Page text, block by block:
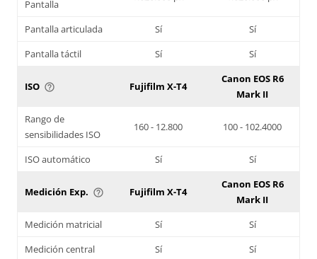
Pantalla
Pantalla articulada Sí
Sí
Pantalla táctil
Sí Sí
ISO help_outline Fujifilm X-T4
Canon EOS R6
Mark II
Rango de
sensibilidades ISO
160 - 12.800 100 - 102.4000
ISO automático Sí Sí
Medición Exp. help_outline Fujifilm X-T4
Canon EOS R6
Mark II
Medición matricial
Sí
Sí
Medición central
Sí
Sí